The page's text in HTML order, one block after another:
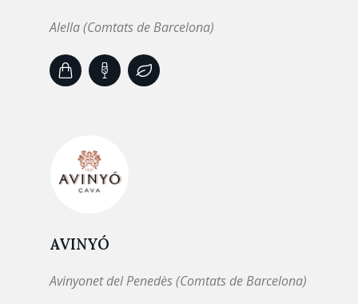
Alella (Comtats de Barcelona)
AVINYÓ
Avinyonet del Penedès (Comtats de Barcelona)